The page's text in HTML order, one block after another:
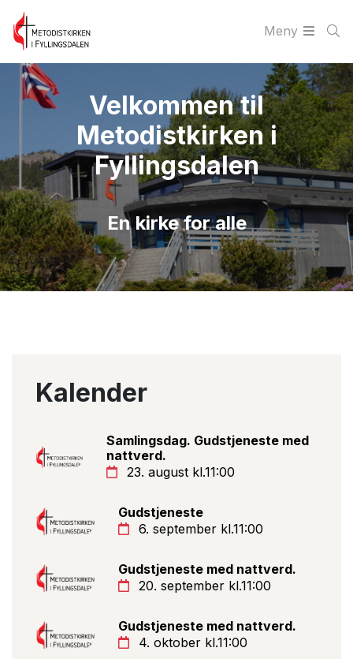
Meny
Velkommen til
Metodistkirken i
Fyllingsdalen
En kirke for alle
Kalender
Samlingsdag. Gudstjeneste med
nattverd.
23. august kl.11:00
Gudstjeneste
6. september kl.11:00
Gudstjeneste med nattverd.
20. september kl.11:00
Gudstjeneste med nattverd.
4. oktober kl.11:00